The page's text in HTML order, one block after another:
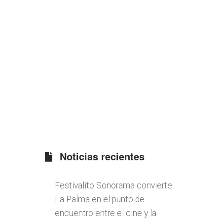
Noticias recientes
Festivalito Sonorama convierte
La Palma en el punto de
encuentro entre el cine y la